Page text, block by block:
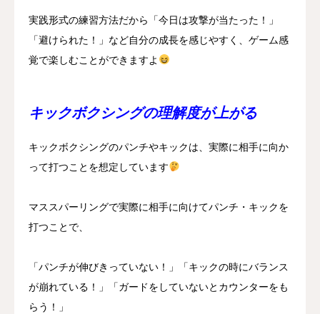
実践形式の練習方法だから「今日は攻撃が当たった！」
「避けられた！」など自分の成長を感じやすく、ゲーム感
覚で楽しむことができますよ
キックボクシングの理解度が上がる
キックボクシングのパンチやキックは、実際に相手に向か
って打つことを想定しています
マススパーリングで実際に相手に向けてパンチ・キックを
打つことで、
「パンチが伸びきっていない！」「キックの時にバランス
が崩れている！」「ガードをしていないとカウンターをも
らう！」